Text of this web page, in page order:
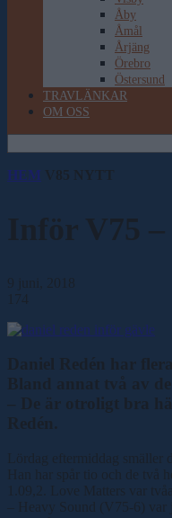
Åby
Åmål
Årjäng
Örebro
Östersund
TRAVLÄNKAR
OM OSS
HEM V85 NYTT
Inför V75
9 juni, 2018
174
Daniel Redén har
Bland annat två av
– De är otroligt bra
Redén.
Lördag eftermiddag smäller
Han har spår tio och de två
1.09,2. Love Matters var
– Heavy Sound (V75-6)